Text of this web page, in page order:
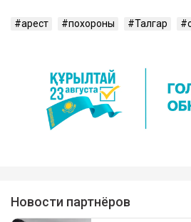
арест похороны Талгар